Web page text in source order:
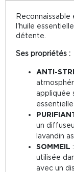
Reconnaissable
l'huile
détente.
Ses propriétés :
ANTI-
appliquée
un
lavandin
SOMMEIL
utilisée
avec un